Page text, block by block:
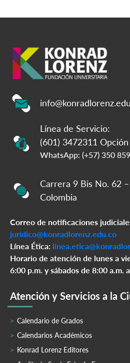
Línea de Servicio:
(601) 3472311
WhatsApp: (+57) 350
Carrera 9 Bis No. 62
Colombia
Correo de notificaciones
juridico@konradlorenz.edu.co
Línea Ética:
Horario de atención de lunes a
6:00 p.m. y sábados de 8:00 a.m.
Atención y Servicios a la
Calendario de Grados
Calendarios Académicos
Konrad Lorenz Editores